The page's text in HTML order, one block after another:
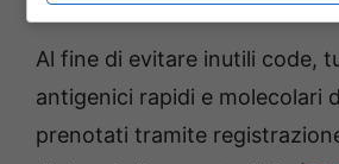
Al fine di evitare inutili code,
antigenici rapidi e molecolari
prenotati tramite